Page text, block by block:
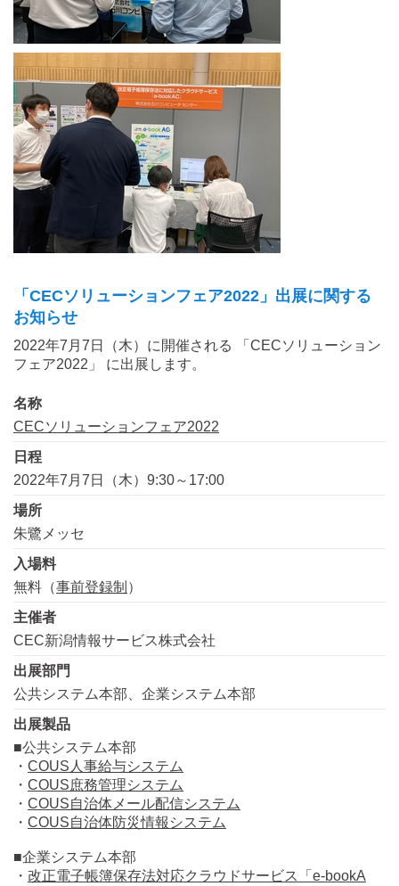
「CECソリューションフェア2022」出展に関する
お知らせ
2022年7月7日（木）に開催される 「CECソリューション
フェア2022」 に出展します。
名称
CECソリューションフェア2022
日程
2022年7月7日（木）9:30～17:00
場所
朱鷺メッセ
入場料
無料（事前登録制 ）
主催者
CEC新潟情報サービス株式会社
出展部門
公共システム本部、企業システム本部
出展製品
■公共システム本部
・ COUS人事給与システム
・ COUS庶務管理システム
・ COUS自治体メール配信システム
・ COUS自治体防災情報システム
■企業システム本部
・ 改正電子帳簿保存法対応クラウドサービス「e-bookA